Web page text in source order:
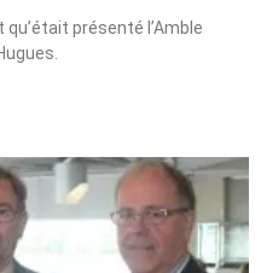
présenté l’Amble